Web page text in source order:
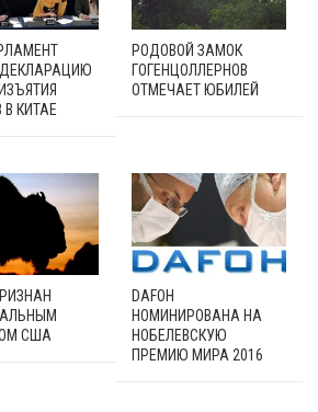
В КИТАЕ
РОДОВОЙ ЗАМОК
ГОГЕНЦОЛЛЕРНОВ
ОТМЕЧАЕТ ЮБИЛЕЙ
США
DAFOH
НОМИНИРОВАНА НА
НОБЕЛЕВСКУЮ
ПРЕМИЮ МИРА 2016